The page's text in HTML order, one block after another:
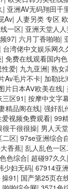
播放 亚洲无码日
婷五月天在线不
www.99.com黄色
幕亚洲综合久久
洲av麻豆 五月天
黄片 亚洲色图三
臀AV在线播放一
自产在线 日本黄
要看亚洲黄色 一
线播放 亚洲精品
天天更新视频 国
区 大香蕉手机视
| 亚洲AV无码翔田千
Av| 人妻另类 专区
一区| 亚洲天堂人
97| 六月丁香啪啪|
| 台湾佬中文娱乐网
| 免费在线观看国内
性爱| 九九亚洲| 熟女
Av毛片不卡| 加勒比
片日本AⅤ欧美在线|
区91 | 按摩中文字
精品阁在线| 强奸乱
视频免费观看| 99
很干很很操| 男人天
二区| 97se亚洲综合
香蕉| 乱人乱色一
色综合| 超碰97久久|
少妇无码| 67914亚
操91 | 国产第25页在